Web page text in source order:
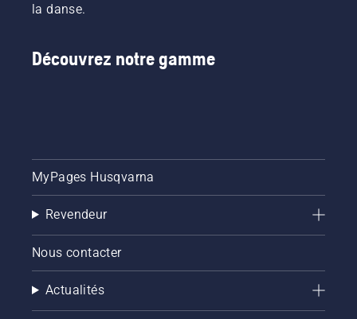
la danse.
Découvrez notre gamme
MyPages Husqvarna
Revendeur
Nous contacter
Actualités